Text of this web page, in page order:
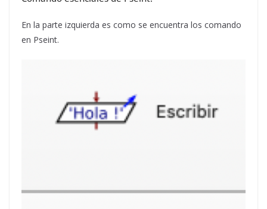
En la parte izquierda es como se encuentra los comando
en Pseint.